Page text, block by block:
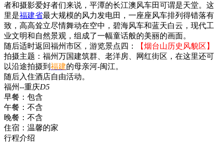
者和摄影爱好者们来说，平潭的长江澳风车田可谓是天堂。这
里是福建省最大规模的风力发电田，一座座风车排列得错落有
致，高高耸立尽情舞动在空中，碧海风车和蓝天白云，现代工
业文明和自然景观，组成了一幅童话般的美丽的画面。
随后适时返回福州市区，游览景点四：
【烟台山历史风貌区】
拍摄主题：福州万国建筑群、老洋房、网红街区，在这里还可
以沿途拍摄到 福建的母亲河-闽江。
随后入住酒店自由活动。
福州--重庆D5
早餐： 包含
午餐： 不含
晚餐： 不含
住宿： 温馨的家
行程介绍